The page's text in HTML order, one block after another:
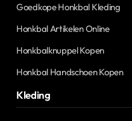
Goedkope Honkbal Kleding
Honkbal Artikelen Online
Honkbalknuppel Kopen
Honkbal Handschoen Kopen
Kleding